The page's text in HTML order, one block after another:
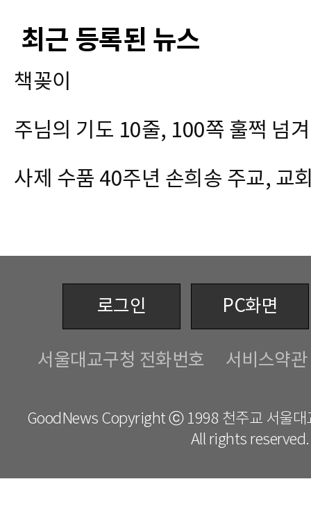
최근 등록된 뉴스
책꽂이
주님의 기도 10줄, 100쪽 훌쩍 넘
사제 수품 40주년 손희송 주교, 교
로그인 PC화면
서울대교구청 전화번호 서비스약관
GoodNews Copyright ⓒ 1998 천주교 서울대
All rights reserved.